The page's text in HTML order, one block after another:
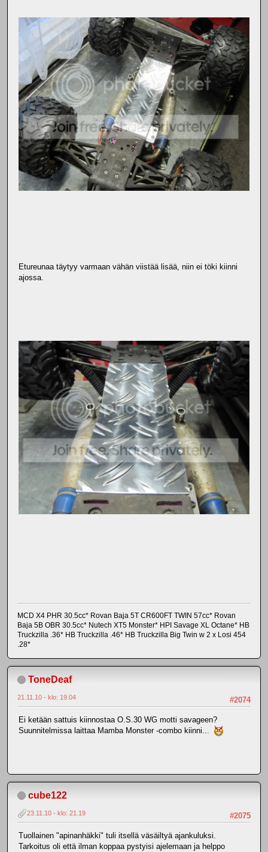
Etureunaa täytyy varmaan vähän viistää lisää, niin ei töki kiinni
ajossa.
MCD X4 PHR 30.5cc* Rovan Baja 5T CR600FT TWIN 57cc* Rovan
Baja 5B OBR 30.5cc* Nutech XT5 Monster* HPI Savage XL Octane* HB
Truckzilla .36* HB Truckzilla .46* HB Truckzilla Big Twin w 2 x Losi 454
.28*
ToneDeaf
#2074
21.11.10 - klo: 19.04
Ei ketään sattuis kiinnostaa O.S.30 WG motti savageen?
Suunnitelmissa laittaa Mamba Monster -combo kiinni...
cube122
#2075
23.11.10 - klo: 21.19
Tuollainen "apinanhäkki" tuli itsellä väsäiltyä ajankuluksi.
Tarkoitus oli että ilman koppaa pystyisi ajelemaan ja helppo